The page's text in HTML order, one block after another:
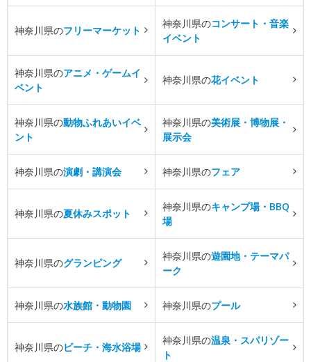
神奈川県のフリーマーケット
神奈川県のコンサート・音楽
イベント
神奈川県のアニメ・ゲームイ
ベント
神奈川県の花イベント
神奈川県の動物ふれあいイベ
ント
神奈川県の美術展・博物展・
展示会
神奈川県の演劇・講演会 神奈川県のフェア
神奈川県の夏休みスポット
神奈川県のキャンプ場・BBQ
場
神奈川県のグランピング
神奈川県の遊園地・テーマパ
ーク
神奈川県の水族館・動物園 神奈川県のプール
神奈川県のビーチ・海水浴場
神奈川県の温泉・スパリゾー
ト